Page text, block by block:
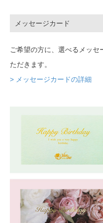
メッセージカード
ご希望の方に、選べるメッ
ただきます。
> メッセージカードの詳細